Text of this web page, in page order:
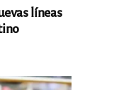
líneas